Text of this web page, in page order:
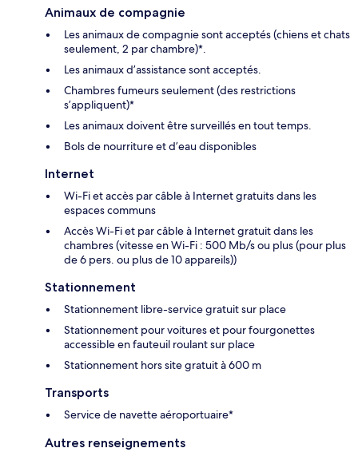
Animaux de compagnie
Les animaux de compagnie sont acceptés (chiens et chats
seulement, 2 par chambre)*.
Les animaux d’assistance sont acceptés.
Chambres fumeurs seulement (des restrictions
s’appliquent)*
Les animaux doivent être surveillés en tout temps.
Bols de nourriture et d’eau disponibles
Internet
Wi-Fi et accès par câble à Internet gratuits dans les
espaces communs
Accès Wi-Fi et par câble à Internet gratuit dans les
chambres (vitesse en Wi-Fi : 500 Mb/s ou plus (pour plus
de 6 pers. ou plus de 10 appareils))
Stationnement
Stationnement libre-service gratuit sur place
Stationnement pour voitures et pour fourgonettes
accessible en fauteuil roulant sur place
Stationnement hors site gratuit à 600 m
Transports
Service de navette aéroportuaire*
Autres renseignements